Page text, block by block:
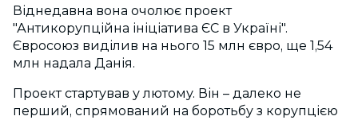
Віднедавна вона очолює проект
"Антикорупційна ініціатива ЄС в Україні".
Євросоюз виділив на нього 15 млн євро, ще 1,54
млн надала Данія.
Проект стартував у лютому. Він – далеко не
перший, спрямований на боротьбу з корупцією